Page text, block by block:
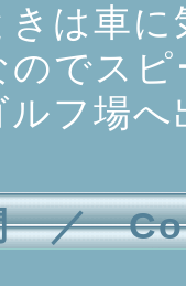
きは車
のでス
フ場
／